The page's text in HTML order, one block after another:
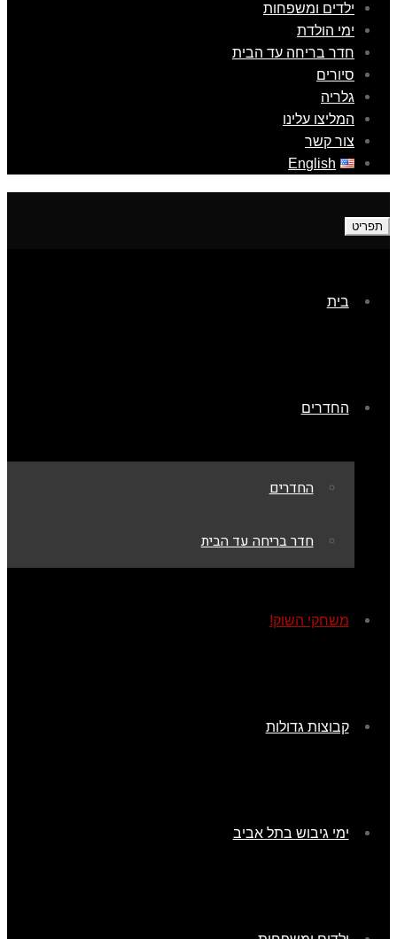
ילדים ומשפחות
ימי הולדת
חדר בריחה עד הבית
סיורים
גלריה
המליצו עלינו
צור קשר
English
תפריט
בית
החדרים
החדרים
חדר בריחה עד הבית
משחקי השוק!
קבוצות גדולות
ימי גיבוש בתל אביב